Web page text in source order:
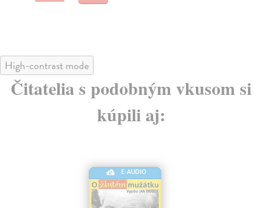
High-contrast mode
Čitatelia s podobným vkusom si
kúpili aj:
E-AUDIO